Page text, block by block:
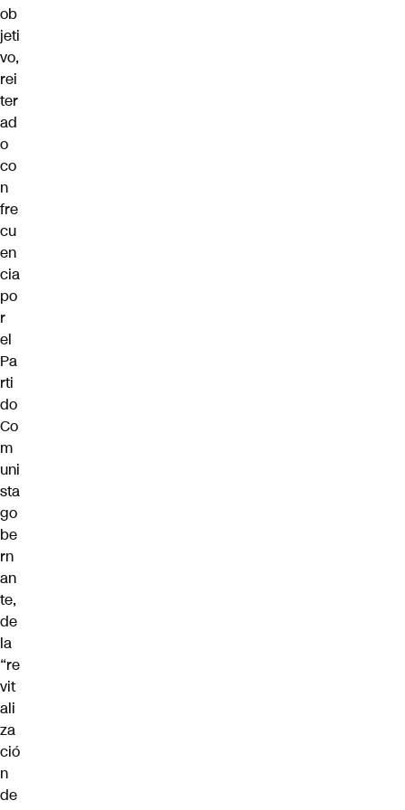
ob
jeti
vo,
rei
ter
ad
o
co
n
fre
cu
en
cia
po
r
el
Pa
rti
do
Co
m
uni
sta
go
be
rn
an
te,
de
la
“re
vit
ali
za
ció
n
de